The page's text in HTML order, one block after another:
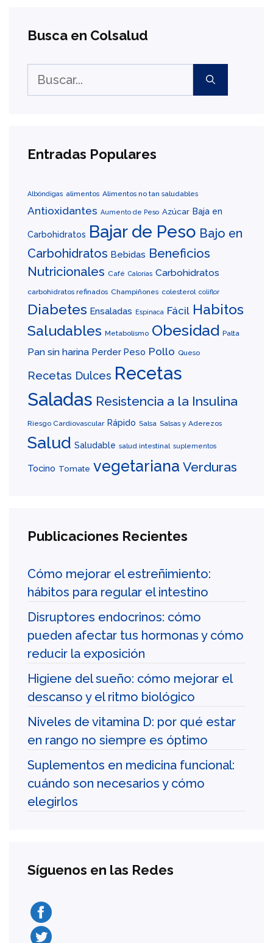
Busca en Colsalud
Buscar:
Entradas Populares
Albóndigas alimentos Alimentos no tan saludables
Antioxidantes Aumento de Peso Azúcar Baja en
Carbohidratos Bajar de Peso Bajo en
Carbohidratos Bebidas Beneficios
Nutricionales Café Calorías Carbohidratos
carbohidratos refinados Champiñones colesterol coliflor
Diabetes Ensaladas Espinaca Fácil Habitos
Saludables Metabolismo Obesidad Palta
Pan sin harina Perder Peso Pollo Queso
Recetas Dulces Recetas
Saladas Resistencia a la Insulina
Riesgo Cardiovascular Rápido Salsa Salsas y Aderezos
Salud Saludable salud intestinal suplementos
Tocino Tomate vegetariana Verduras
Publicaciones Recientes
Cómo mejorar el estreñimiento:
hábitos para regular el intestino
Disruptores endocrinos: cómo
pueden afectar tus hormonas y cómo
reducir la exposición
Higiene del sueño: cómo mejorar el
descanso y el ritmo biológico
Niveles de vitamina D: por qué estar
en rango no siempre es óptimo
Suplementos en medicina funcional:
cuándo son necesarios y cómo
elegirlos
Síguenos en las Redes